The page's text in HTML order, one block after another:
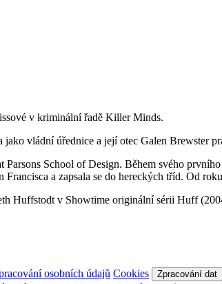
v kriminální řadě Killer Minds.
vládní úřednice a její otec Galen Brewster
School of Design. Během svého
a zapsala se do hereckých tříd. Od
Huffstodt v Showtime originální sérii Huff
osobních údajů Cookies Zpracování dat